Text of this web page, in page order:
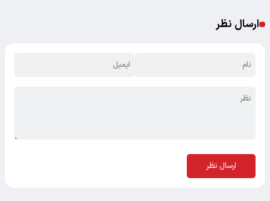
ارسال نظر
ارسال نظر